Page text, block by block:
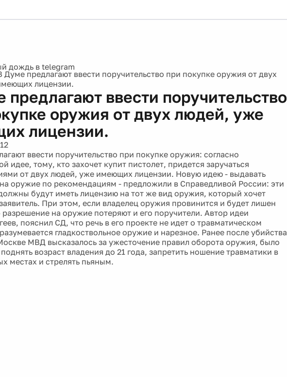
Думе предлагают ввести поручительство при покупке оружия от двух
лицензии.
предлагают ввести поручительство
оружия от двух людей, уже
лицензии.
ввести поручительство при покупке оружия: согласно
идее, тому, кто захочет купит пистолет, придется заручаться
от двух людей, уже имеющих лицензии. Новую идею - выдавать
оружие по рекомендациям - предложили в Справедливой России: эти
будут иметь лицензию на тот же вид оружия, который хочет
При этом, если владелец оружия провинится и будет лишен
разрешение на оружие потеряют и его поручители. Автор идеи
пояснил СД, что речь в его проекте не идет о травматическом
гладкоствольное оружие и нарезное. Ранее после убийства
МВД высказалось за ужесточение правил оборота оружия, было
возраст владения до 21 года, запретить ношение травматики в
местах и стрелять пьяным.